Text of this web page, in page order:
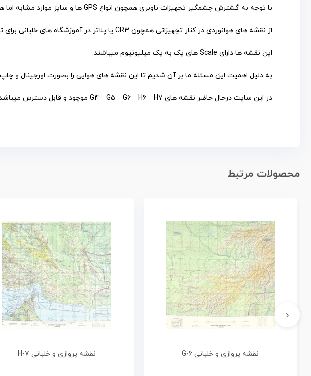
با توجه به گشترش چشمگیر تجهیزات ناوبری همچون انواع GPS ها و سایز موارد مشابه اما همواره شاهد کاربرد چشمگیر نقشه های پروازی در زمینه هوانوردی هستیم.
از نقشه های هوانوردی در کنار تجهیزاتی همچون CR3 یا پلاتر در آموزشگاه های خلبانی برای تدریس به دانشجوبان خلبانی استفاده میشود.
این نقشه ها دارای Scale های یک به یک میلیونیوم میباشند.
به دلیل اهمیت این مسئله ما بر آن شدیم تا این نقشه های هوایی را بصورت اورجینال و
در این سایت درحال حاضر نقشه های G4 – G5 – G6 – H6 – H7 موچود و قابل دسترس میباشد.
محصولات مرتبط
نقشه پروازی و خلبانی G-6 نقشه پروازی و خلبانی H-7
‹